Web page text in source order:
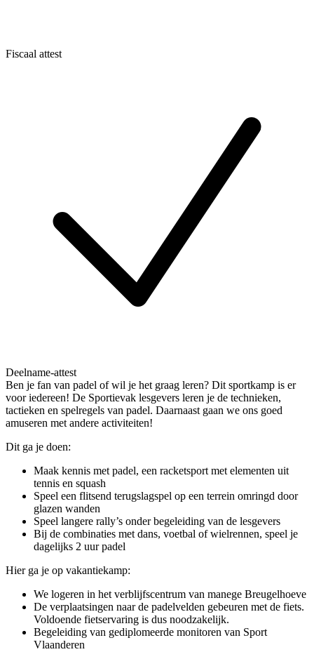
Fiscaal attest
Deelname-attest
Ben je fan van padel of wil je het graag leren? Dit sportkamp is er
voor iedereen! De Sportievak lesgevers leren je de technieken,
tactieken en spelregels van padel. Daarnaast gaan we ons goed
amuseren met andere activiteiten!
Dit ga je doen:
Maak kennis met padel, een racketsport met elementen uit
tennis en squash
Speel een flitsend terugslagspel op een terrein omringd door
glazen wanden
Speel langere rally’s onder begeleiding van de lesgevers
Bij de combinaties met dans, voetbal of wielrennen, speel je
dagelijks 2 uur padel
Hier ga je op vakantiekamp:
We logeren in het verblijfscentrum van manege Breugelhoeve
De verplaatsingen naar de padelvelden gebeuren met de fiets.
Voldoende fietservaring is dus noodzakelijk.
Begeleiding van gediplomeerde monitoren van Sport
Vlaanderen